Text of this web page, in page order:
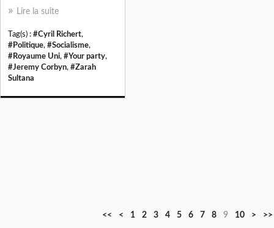
Lire la suite
Tag(s) : #Cyril Richert,
#Politique, #Socialisme,
#Royaume Uni, #Your party,
#Jeremy Corbyn, #Zarah
Sultana
<< < 1 2 3 4 5 6 7 8 9 10
2
3
4
5
6
7
8
9
1
2
> >>